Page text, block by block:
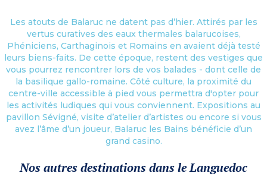
Les atouts de Balaruc ne datent pas d’hier. Attirés par les
vertus curatives des eaux thermales balarucoises,
Phéniciens, Carthaginois et Romains en avaient déjà testé
leurs biens-faits. De cette époque, restent des vestiges que
vous pourrez rencontrer lors de vos balades - dont celle de
la basilique gallo-romaine. Côté culture, la proximité du
centre-ville accessible à pied vous permettra d'opter pour
les activités ludiques qui vous conviennent. Expositions au
pavillon Sévigné, visite d’atelier d’artistes ou encore si vous
avez l’âme d’un joueur, Balaruc les Bains bénéficie d’un
grand casino.
Nos autres destinations dans le Languedoc